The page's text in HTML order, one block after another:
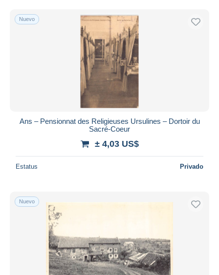
Nuevo
Ans – Pensionnat des Religieuses Ursulines – Dortoir du
Sacré-Coeur
± 4,03 US$
Estatus Privado
Nuevo